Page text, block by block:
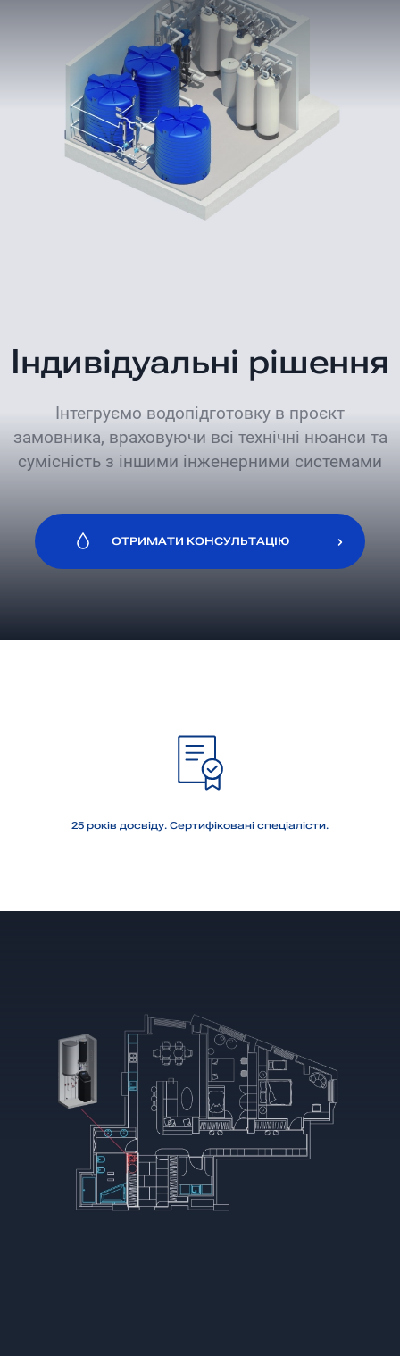
Індивідуальні рішення
Інтегруємо водопідготовку в проєкт
замовника, враховуючи всі технічні нюанси та
сумісність з іншими інженерними системами
ОТРИМАТИ КОНСУЛЬТАЦІЮ
25 років досвіду. Сертифіковані спеціалісти.